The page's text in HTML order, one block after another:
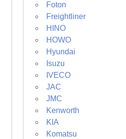
Foton
Freightliner
HINO
HOWO
Hyundai
Isuzu
IVECO
JAC
JMC
Kenworth
KIA
Komatsu